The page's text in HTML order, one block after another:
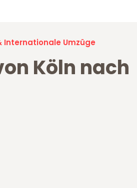
Internationale Umzüge
Köln nach